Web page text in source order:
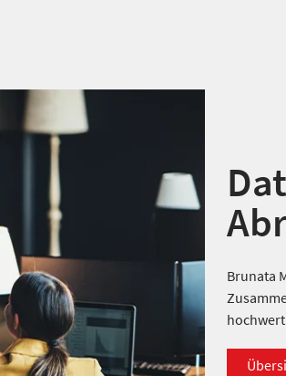
Brunata